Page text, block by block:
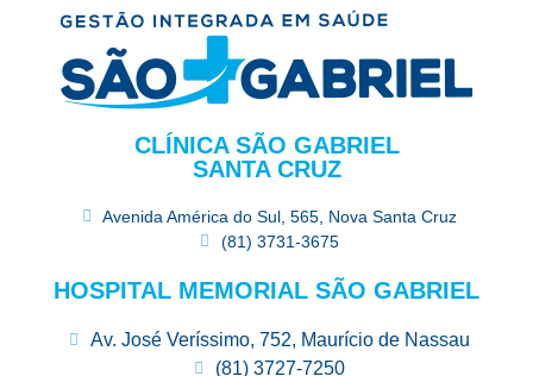
CLÍNICA SÃO GABRIEL
SANTA CRUZ
Avenida América do Sul, 565, Nova Santa Cruz
(81) 3731-3675
HOSPITAL MEMORIAL SÃO GABRIEL
Av. José Veríssimo, 752, Maurício de Nassau
(81) 3727-7250